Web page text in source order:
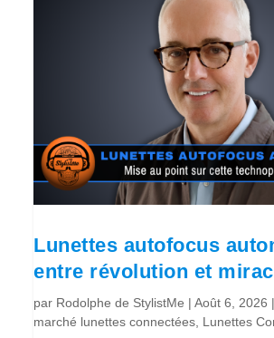
Lunettes autofocus
entre révolution et
par Rodolphe de StylistMe |Août 6, 2026
marché lunettes connectées Lunettes